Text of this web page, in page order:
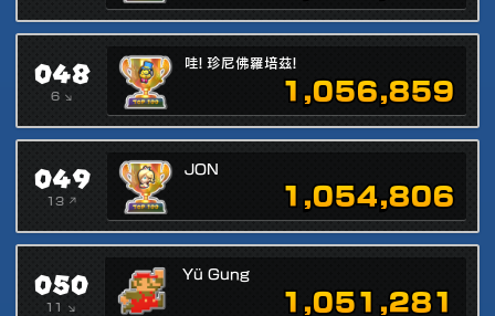
048
6 ↘
哇! 珍尼佛羅培茲!
1,056,859
049
13 ↗
JON
1,054,806
050
11 ↘
Yü Gung
1,051,281